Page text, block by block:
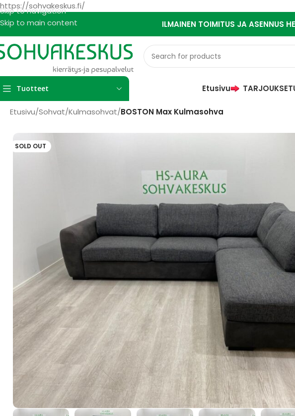
https://sohvakeskus.fi/
Skip to navigation
Skip to main content
ILMAINEN TOIMITUS JA ASENNUS
Tuotteet Etusivu TARJOUKSET
Etusivu/Sohvat/Kulmasohvat/BOSTON Max Kulmasohva
SOLD OUT